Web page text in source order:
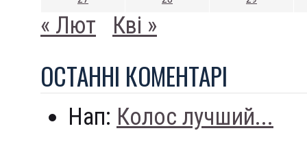
« Лют Кві »
ОСТАННI КОМЕНТАРI
Нап: Колос лучший...